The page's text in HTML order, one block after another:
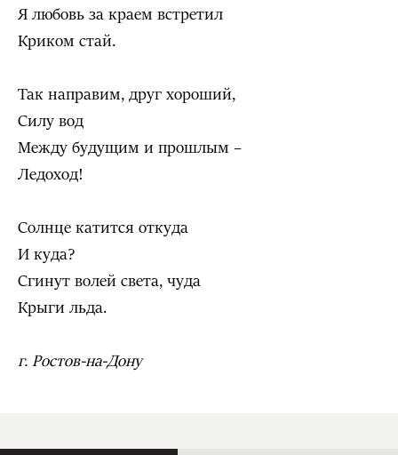
Я любовь за краем встретил
Криком стай.
Так направим, друг хороший,
Силу вод
Между будущим и прошлым –
Ледоход!
Солнце катится откуда
И куда?
Сгинут волей света, чуда
Крыги льда.
г. Ростов-на-Дону